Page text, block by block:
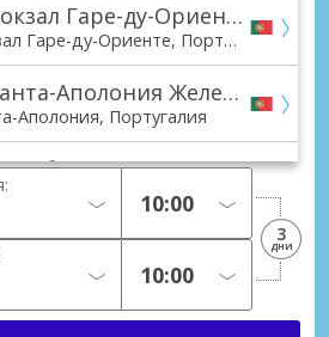
Ориенте Железнодорожная станция
Лиссабон, Вокзал Гаре-ду-Ориенте, Португалия
Железнодорожная станция
Аполония, Португалия
области)
Либердаде
Либердаде, Португалия
Сете Риош Город
3
дни